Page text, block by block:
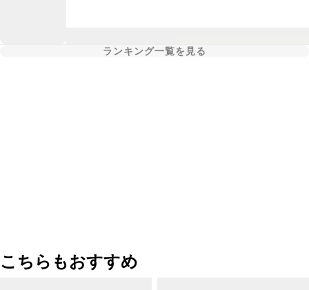
ランキング一覧を見る
こちらもおすすめ